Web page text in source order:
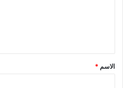
الاسم *